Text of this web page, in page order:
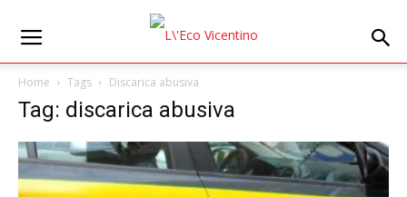
Home Tags Discarica abusiva
Tag: discarica abusiva